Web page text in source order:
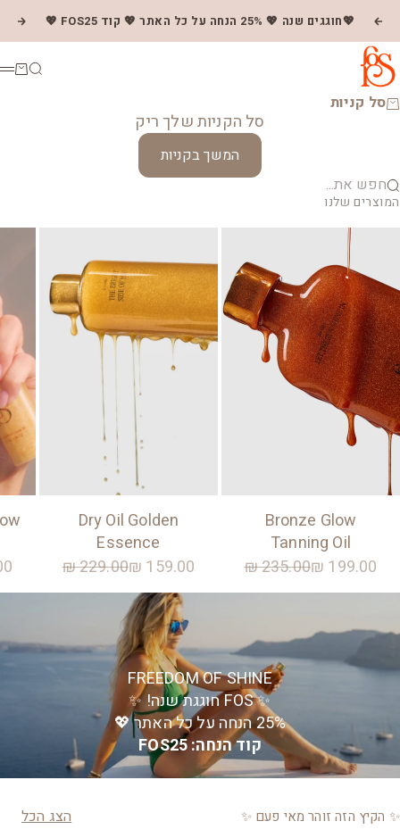
דילוג לתוכן
הקודם💖חוגגים שנה 💖 25% הנחה על כל האתר 💖 קוד FOS25 💖
✨ FOS Glow ✨ חיפוש
סל
סל קניות
סל הקניות שלך ריק
המשך בקניות
חפש את...
המוצרים שלנו
Bronze Glow
Tanning Oil
מחיר מבצע
199.00 ₪ מחיר רגיל
235.00 ₪
Dry Oil Golden
Essence
מחיר מבצע
159.00 ₪ מחיר רגיל
229.00 ₪
₪
FREEDOM OF SHINE
✨ FOS חוגגת שנה! ✨
25% הנחה על כל האתר 💖
קוד הנחה: FOS25
✨ הקיץ הזה זוהר מאי פעם ✨ הצג הכל